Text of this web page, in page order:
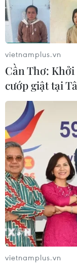
vietnamplus.vn
Cần Thơ:
cướp giật tại
vietnamplus.vn